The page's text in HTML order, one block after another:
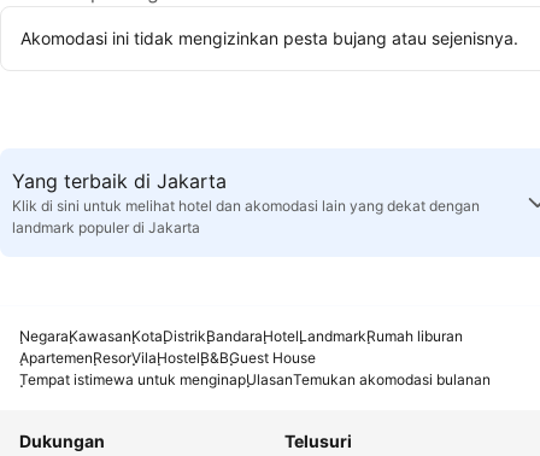
Akomodasi ini tidak mengizinkan pesta bujang atau sejenisnya.
Yang terbaik di Jakarta
Klik di sini untuk melihat hotel dan akomodasi lain yang dekat dengan
landmark populer di Jakarta
NegaraKawasanKotaDistrikBandaraHotelLandmarkRumah liburan
ApartemenResorVilaHostelB&BGuest House
Tempat istimewa untuk menginapUlasanTemukan akomodasi bulanan
Dukungan
Telusuri